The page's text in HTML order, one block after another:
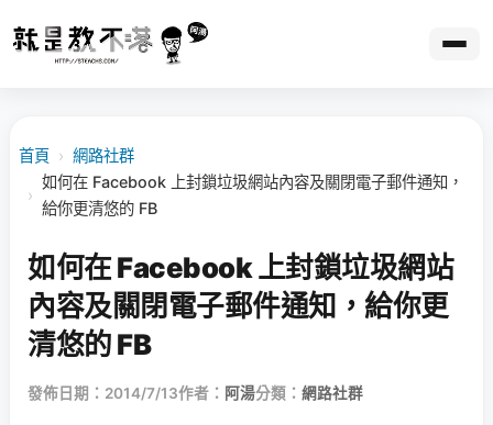
首頁 › 網路社群
›
如何在 Facebook 上封鎖垃圾網站內容及關閉電子郵件通知，
給你更清悠的 FB
如何在 Facebook 上封鎖垃圾網站
內容及關閉電子郵件通知，給你更
清悠的 FB
發佈日期：2014/7/13作者： 阿湯分類： 網路社群